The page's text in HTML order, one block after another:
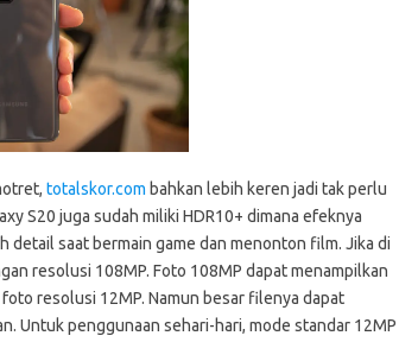
totalskor.com bahkan lebih keren jadi tak perlu
S20 juga sudah miliki HDR10+ dimana efeknya
detail saat bermain game dan menonton film. Jika di
resolusi 108MP. Foto 108MP dapat menampilkan
resolusi 12MP. Namun besar filenya dapat
Untuk penggunaan sehari-hari, mode standar 12MP